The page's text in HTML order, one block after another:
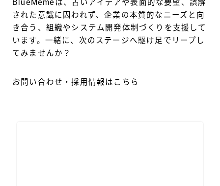
BlueMemeは、古いアイデアや表面的な要望、誤解
された意識に囚われず、企業の本質的なニーズと向
き合う、組織やシステム開発体制づくりを支援して
います。一緒に、次のステージへ駆け足でリープし
てみませんか？
お問い合わせ・採用情報はこちら